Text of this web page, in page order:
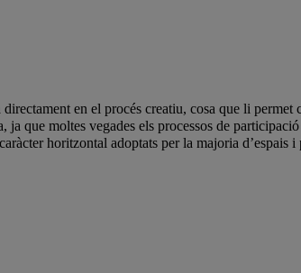
en el procés creatiu, cosa que li
que moltes vegades els processos de
horitzontal adoptats per la majoria d’espais